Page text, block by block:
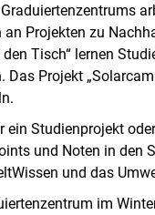
an Projekten zu
Tisch“ lernen
Projekt
ein Studienprojekt
und Noten in
und das
im